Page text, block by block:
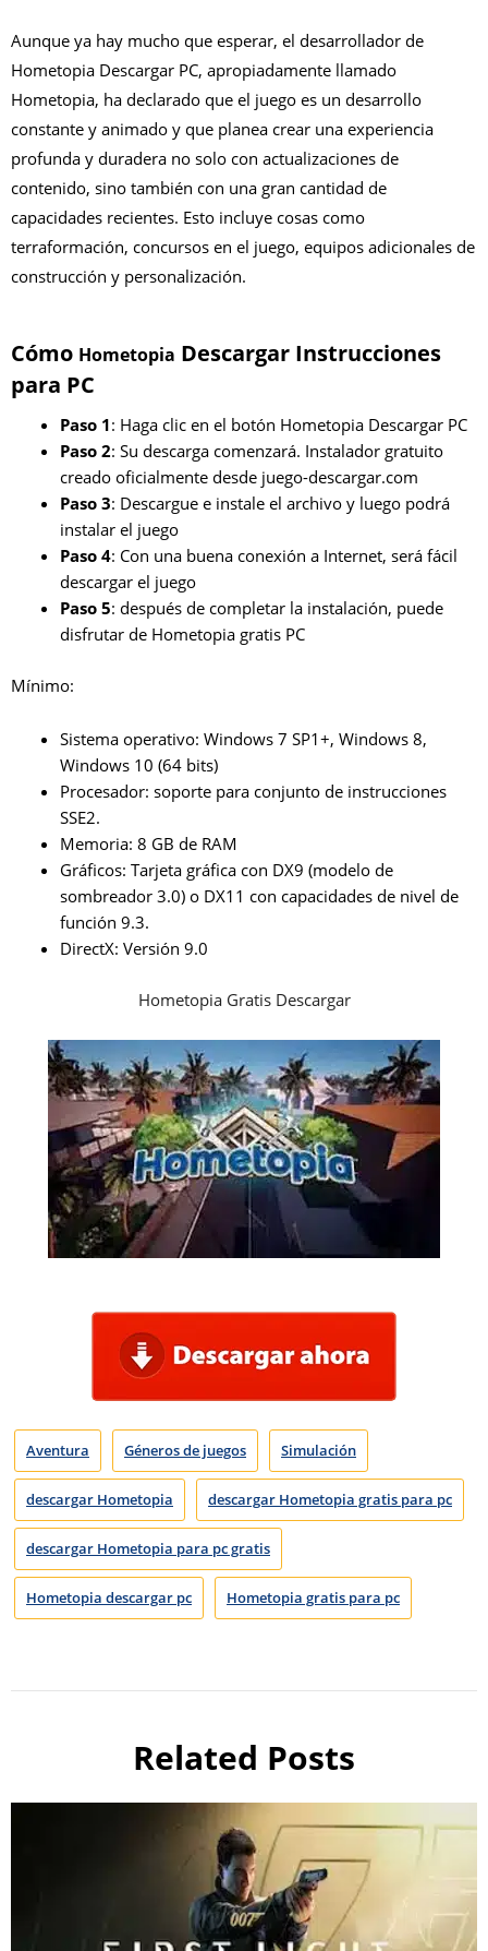
Aunque ya hay mucho que esperar, el desarrollador de
Hometopia Descargar PC, apropiadamente llamado
Hometopia, ha declarado que el juego es un desarrollo
constante y animado y que planea crear una experiencia
profunda y duradera no solo con actualizaciones de
contenido, sino también con una gran cantidad de
capacidades recientes. Esto incluye cosas como
terraformación, concursos en el juego, equipos adicionales de
construcción y personalización.
Cómo Hometopia Descargar Instrucciones
para PC
Paso 1: Haga clic en el botón Hometopia Descargar PC
Paso 2: Su descarga comenzará. Instalador gratuito
creado oficialmente desde juego-descargar.com
Paso 3: Descargue e instale el archivo y luego podrá
instalar el juego
Paso 4: Con una buena conexión a Internet, será fácil
descargar el juego
Paso 5: después de completar la instalación, puede
disfrutar de Hometopia gratis PC
Mínimo:
Sistema operativo: Windows 7 SP1+, Windows 8,
Windows 10 (64 bits)
Procesador: soporte para conjunto de instrucciones
SSE2.
Memoria: 8 GB de RAM
Gráficos: Tarjeta gráfica con DX9 (modelo de
sombreador 3.0) o DX11 con capacidades de nivel de
función 9.3.
DirectX: Versión 9.0
Hometopia Gratis Descargar
Aventura Géneros de juegos Simulación
descargar Hometopia descargar Hometopia gratis para pc
descargar Hometopia para pc gratis
Hometopia descargar pc Hometopia gratis para pc
Related Posts